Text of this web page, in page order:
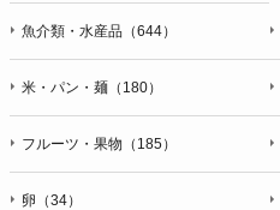
魚介類・水産品（644）
米・パン・麺（180）
フルーツ・果物（185）
卵（34）